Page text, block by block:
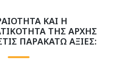
ΚΑΙ Η
ΤΗΣ ΑΡΧΉΣ
ΠΑΡΑΚΆΤΩ ΑΞΊΕΣ: